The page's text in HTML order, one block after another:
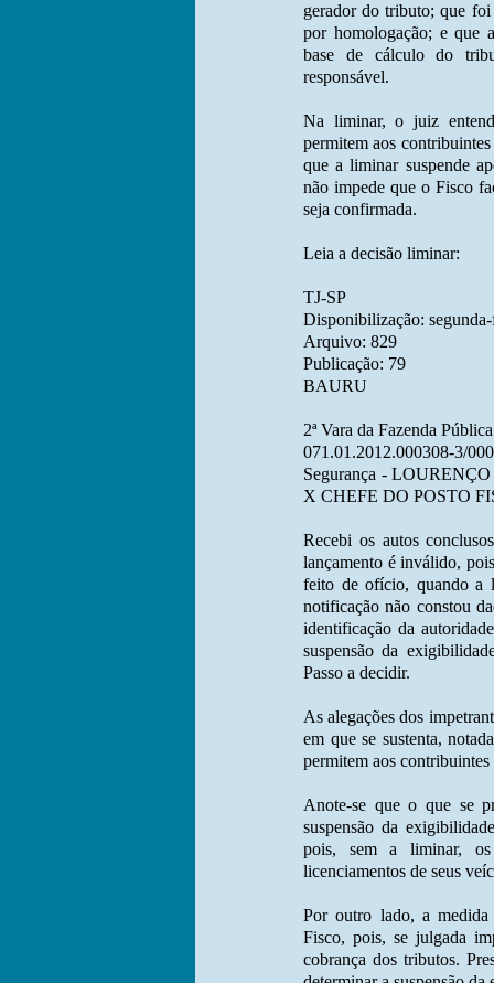
gerador do tributo; que
por homologação; e que
base de cálculo do
responsável.
Na liminar, o juiz
permitem aos
que a liminar suspende
não impede que o Fisco
seja confirmada.
Leia a decisão liminar:
TJ-SP
Disponibilização:
Arquivo: 829
Publicação: 79
BAURU
2ª Vara da Fazenda Pública
071.01.2012.000308-3/
Segurança -
X CHEFE DO POSTO
Recebi os autos
lançamento é inválido,
feito de ofício, quando a
notificação não constou
identificação da
suspensão da
Passo a decidir.
As alegações dos
em que se sustenta,
permitem aos
Anote-se que o que se
suspensão da
pois, sem a liminar, os
licenciamentos de seus
Por outro lado, a medida
Fisco, pois, se julgada
cobrança dos tributos.